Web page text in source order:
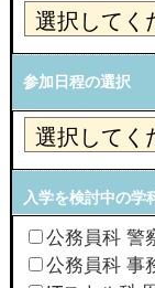
参加日程の選択
入学を検討中の学
公務員科 警
公務員科 事